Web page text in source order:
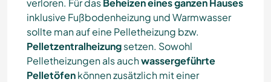
inklusive Fußbodenheizung und Warmwasser
sollte man auf eine Pelletheizung bzw.
Pelletzentralheizungsetzen. Sowohl
Pelletheizungen als auchwassergeführte
Pelletöfenkönnen zusätzlich mit einer